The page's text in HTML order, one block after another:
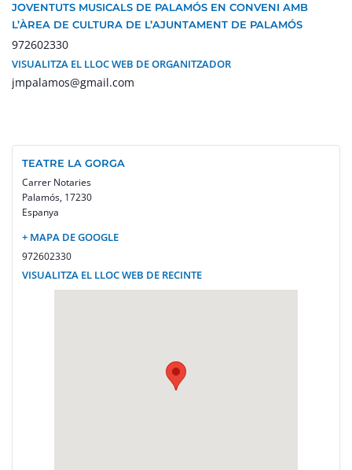
JOVENTUTS MUSICALS DE PALAMÓS EN CONVENI AMB
L’ÀREA DE CULTURA DE L’AJUNTAMENT DE PALAMÓS
972602330
VISUALITZA EL LLOC WEB DE ORGANITZADOR
jmpalamos@gmail.com
TEATRE LA GORGA
Carrer Notaries
Palamós, 17230
Espanya
+ MAPA DE GOOGLE
972602330
VISUALITZA EL LLOC WEB DE RECINTE